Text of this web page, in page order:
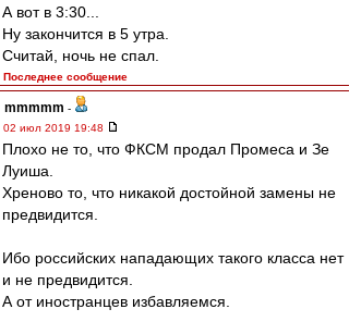
А вот в 3:30...
Ну закончится в 5 утра.
Считай, ночь не спал.
Последнее сообщение
mmmmm -
02 июл 2019 19:48
Плохо не то, что ФКСМ продал Промеса и Зе
Луиша.
Хреново то, что никакой достойной замены не
предвидится.
Ибо российских нападающих такого класса нет
и не предвидится.
А от иностранцев избавляемся.